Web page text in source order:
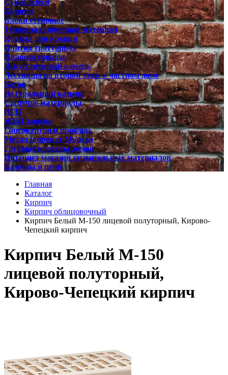
Сухие смеси
Кирпич
Блоки стеновые
Теплоизоляционный материал
Кровля для крыши
Плитка тротуарная
Пиломатериалы
Искусственный камень
Лестницы на второй этаж в частном доме
Бетон
Натуральный камень
Сыпучие материалы
ПГП
ЖБИ заводы
Гипсокартон и профиль
Металлопрокат Москва
Готовые проекты домов
Интернет магазин строительных материалов
Камины и печи
Главная
Каталог
Кирпич
Кирпич облицовочный
Кирпич Белый М-150 лицевой полуторный, Кирово-
Чепецкий кирпич
Кирпич Белый М-150
лицевой полуторный,
Кирово-Чепецкий кирпич